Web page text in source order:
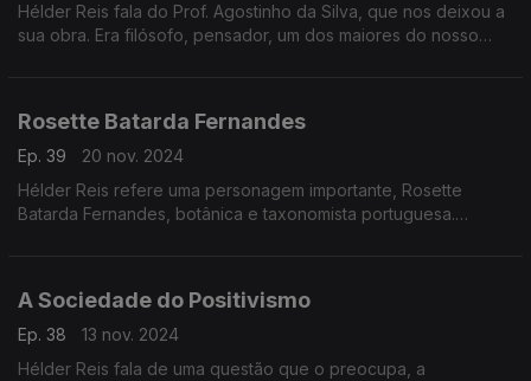
Hélder Reis fala do Prof. Agostinho da Silva, que nos deixou a
sua obra. Era filósofo, pensador, um dos maiores do nosso
Rosette Batarda Fernandes
Ep. 39
20 nov. 2024
Hélder Reis refere uma personagem importante, Rosette
Batarda Fernandes, botânica e taxonomista portuguesa.
A Sociedade do Positivismo
Ep. 38
13 nov. 2024
Hélder Reis fala de uma questão que o preocupa, a